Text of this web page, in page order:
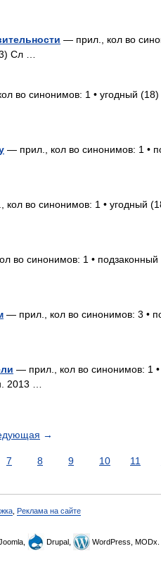
— прил., кол во
Сл …
во синонимов: 1 • угодный
— прил., кол во синонимов: 1 •
во синонимов: 1 • угодный
во синонимов: 1 •
— прил., кол во синонимов: 3 •
— прил., кол во синонимов: 1
2013 …
→
7 8 9 10 11
Реклама на сайте
Drupal, WordPress, MODx.